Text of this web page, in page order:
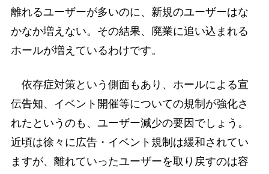
離れるユーザーが多いのに、新規のユーザーはな
かなか増えない。その結果、廃業に追い込まれる
ホールが増えているわけです。
依存症対策という側面もあり、ホールによる宣
伝告知、イベント開催等についての規制が強化さ
れたというのも、ユーザー減少の要因でしょう。
近頃は徐々に広告・イベント規制は緩和されてい
ますが、離れていったユーザーを取り戻すのは容